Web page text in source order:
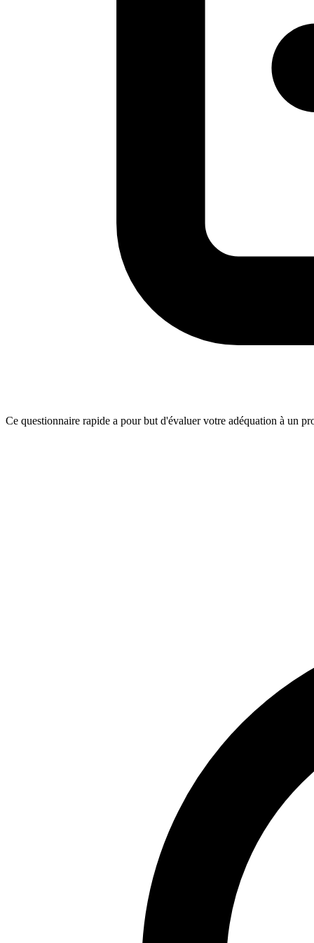
Ce questionnaire rapide a pour but d'évaluer votre adéquation à un